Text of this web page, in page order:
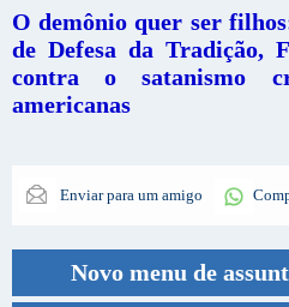
O demônio quer ser
de Defesa da Tradição,
contra o satanismo
americanas
Enviar para um amigo
Novo menu de